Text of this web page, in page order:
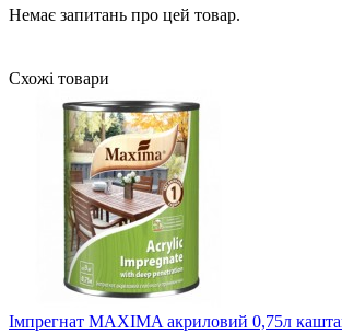
Немає запитань про цей товар.
Схожі товари
Імпрегнат MAXIMA акриловий 0,75л